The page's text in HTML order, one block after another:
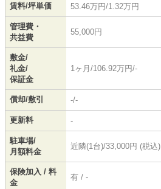
賃料/坪単価 53.46万円/1.32万円
管理費・
共益費
55,000円
敷金/
礼金/
保証金
1ヶ月/106.92万円/-
償却/敷引 -/-
更新料 -
駐車場/
月額料金
近隣(1台)/33,000円 (税込)
保険加入 / 料
金
有 / -